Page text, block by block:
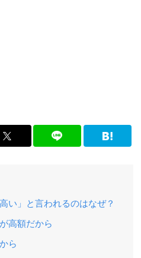
い」と言われるのはなぜ？
高額だから
ら